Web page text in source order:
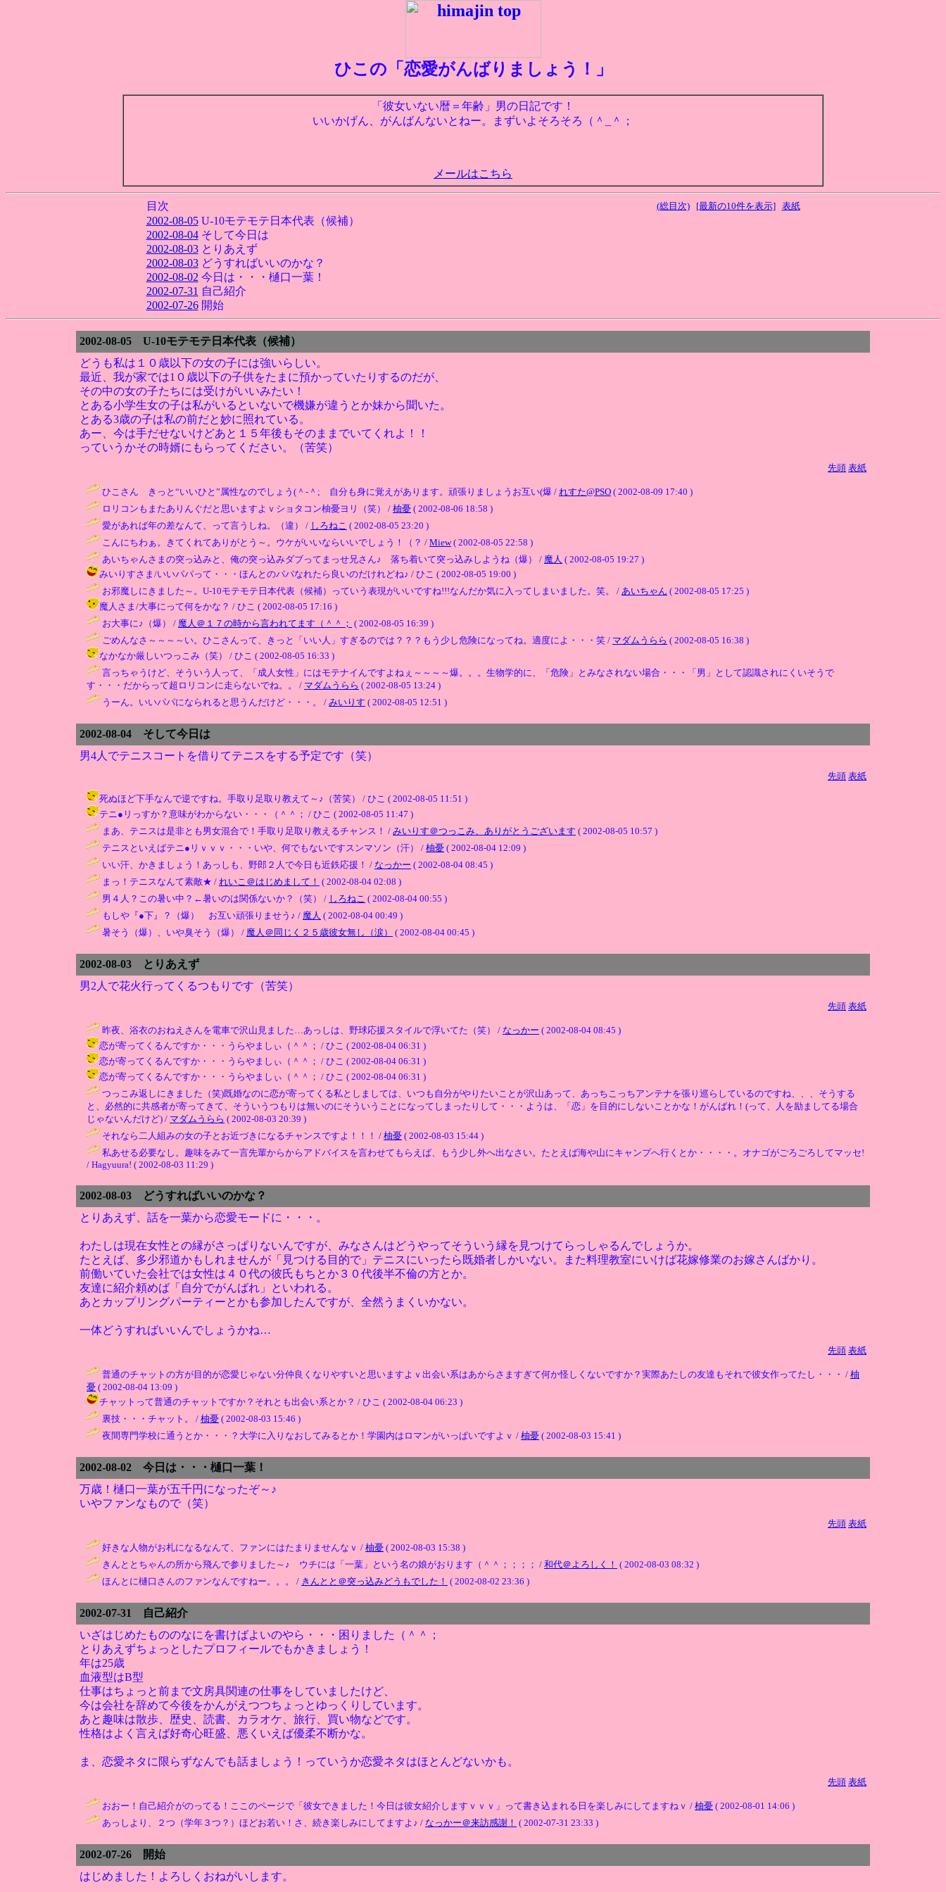
ひこの「恋愛がんばりましょう！」
「彼女いない暦＝年齢」男の日記です！
いいかげん、がんばんないとねー。まずいよそろそろ（＾_＾；
メールはこちら
目次 (総目次) [最新の10件を表示] 表紙
2002-08-05U-10モテモテ日本代表（候補）
2002-08-04そして今日は
2002-08-03とりあえず
2002-08-03どうすればいいのかな？
2002-08-02 今日は・・・樋口一葉！
2002-07-31 自己紹介
2002-07-26開始
2002-08-05 U-10モテモテ日本代表（候補）
どうも私は１０歳以下の女の子には強いらしい。
最近、我が家では1０歳以下の子供をたまに預かっていたりするのだが、
その中の女の子たちには受けがいいみたい！
とある小学生女の子は私がいるといないで機嫌が違うとか妹から聞いた。
とある3歳の子は私の前だと妙に照れている。
あー、今は手だせないけどあと１５年後もそのままでいてくれよ！！
っていうかその時婿にもらってください。（苦笑）
先頭 表紙
ひこさん きっと“いいひと”属性なのでしょう(＾-＾; 自分も身に覚えがあります。頑張りましょうお互い(爆 / れすた@PSO ( 2002-08-09 17:40 )
ロリコンもまたありんぐだと思いますよｖショタコン柚憂ヨリ（笑） / 柚憂 ( 2002-08-06 18:58 )
愛があれば年の差なんて、って言うしね。（違） / しろねこ ( 2002-08-05 23:20 )
こんにちわぁ。きてくれてありがとう～。ウケがいいならいいでしょう！（？ / Miew( 2002-08-05 22:58 )
あいちゃんさまの突っ込みと、俺の突っ込みダブってまっせ兄さん♪ 落ち着いて突っ込みしようね（爆） / 魔人 ( 2002-08-05 19:27 )
みいりすさま/いいパパって・・・ほんとのパパなれたら良いのだけれどね♪ / ひこ ( 2002-08-05 19:00 )
お邪魔しにきました～。U-10モテモテ日本代表（候補）っていう表現がいいですね!!!なんだか気に入ってしまいました。笑。 / あいちゃん ( 2002-08-05 17:25 )
魔人さま/大事にって何をかな？ / ひこ ( 2002-08-05 17:16 )
お大事に♪（爆） / 魔人＠１７の時から言われてます（＾＾； ( 2002-08-05 16:39 )
ごめんなさ～～～～い。ひこさんって、きっと「いい人」すぎるのでは？？？もう少し危険になってね。適度によ・・・笑 / マダムうらら ( 2002-08-05 16:38 )
なかなか厳しいつっこみ（笑） / ひこ ( 2002-08-05 16:33 )
言っちゃうけど、そういう人って、「成人女性」にはモテナイんですよねぇ～～～～爆。。。生物学的に、「危険」とみなされない場合・・・「男」として認識されにくいそうで
す・・・だからって超ロリコンに走らないでね。。 / マダムうらら ( 2002-08-05 13:24 )
うーん。いいパパになられると思うんだけど・・・。 / みいりす ( 2002-08-05 12:51 )
2002-08-04 そして今日は
男4人でテニスコートを借りてテニスをする予定です（笑）
先頭 表紙
死ぬほど下手なんで逆ですね。手取り足取り教えて～♪（苦笑） / ひこ ( 2002-08-05 11:51 )
テニ●リっすか？意味がわからない・・・（＾＾； / ひこ ( 2002-08-05 11:47 )
まあ、テニスは是非とも男女混合で！手取り足取り教えるチャンス！ / みいりす＠つっこみ、ありがとうございます ( 2002-08-05 10:57 )
テニスといえばテニ●リｖｖｖ・・・いや、何でもないですスンマソン（汗） / 柚憂 ( 2002-08-04 12:09 )
いい汗、かきましょう！あっしも、野郎２人で今日も近鉄応援！ / なっかー ( 2002-08-04 08:45 )
まっ！テニスなんて素敵★ / れいこ＠はじめまして！ ( 2002-08-04 02:08 )
男４人？この暑い中？←暑いのは関係ないか？（笑） / しろねこ ( 2002-08-04 00:55 )
もしや『●下』？（爆） お互い頑張りませう♪ / 魔人 ( 2002-08-04 00:49 )
暑そう（爆）、いや臭そう（爆） / 魔人＠同じく２５歳彼女無し（涙） ( 2002-08-04 00:45 )
2002-08-03 とりあえず
男2人で花火行ってくるつもりです（苦笑）
先頭 表紙
昨夜、浴衣のおねえさんを電車で沢山見ました…あっしは、野球応援スタイルで浮いてた（笑） / なっかー ( 2002-08-04 08:45 )
恋が寄ってくるんですか・・・うらやましぃ（＾＾； / ひこ ( 2002-08-04 06:31 )
恋が寄ってくるんですか・・・うらやましぃ（＾＾； / ひこ ( 2002-08-04 06:31 )
恋が寄ってくるんですか・・・うらやましぃ（＾＾； / ひこ ( 2002-08-04 06:31 )
つっこみ返しにきました（笑)既婚なのに恋が寄ってくる私としましては、いつも自分がやりたいことが沢山あって、あっちこっちアンテナを張り巡らしているのですね、、、そうする
と、必然的に共感者が寄ってきて、そういうつもりは無いのにそういうことになってしまったりして・・・ようは、「恋」を目的にしないことかな！がんばれ！(って、人を励ましてる場合
じゃないんだけど) / マダムうらら ( 2002-08-03 20:39 )
それなら二人組みの女の子とお近づきになるチャンスですよ！！！ / 柚憂 ( 2002-08-03 15:44 )
私あせる必要なし。趣味をみて一言先輩からからアドバイスを言わせてもらえば、もう少し外へ出なさい。たとえば海や山にキャンプへ行くとか・・・・。オナゴがごろごろしてマッセ!
/ Hagyuura! ( 2002-08-03 11:29 )
2002-08-03 どうすればいいのかな？
とりあえず、話を一葉から恋愛モードに・・・。
わたしは現在女性との縁がさっぱりないんですが、みなさんはどうやってそういう縁を見つけてらっしゃるんでしょうか。
たとえば、多少邪道かもしれませんが「見つける目的で」テニスにいったら既婚者しかいない。また料理教室にいけば花嫁修業のお嫁さんばかり。
前働いていた会社では女性は４０代の彼氏もちとか３０代後半不倫の方とか。
友達に紹介頼めば「自分でがんばれ」といわれる。
あとカップリングパーティーとかも参加したんですが、全然うまくいかない。
一体どうすればいいんでしょうかね…
先頭 表紙
普通のチャットの方が目的が恋愛じゃない分仲良くなりやすいと思いますよｖ出会い系はあからさますぎて何か怪しくないですか？実際あたしの友達もそれで彼女作ってたし・・・ / 柚
憂 ( 2002-08-04 13:09 )
チャットって普通のチャットですか？それとも出会い系とか？ / ひこ ( 2002-08-04 06:23 )
裏技・・・チャット。 / 柚憂 ( 2002-08-03 15:46 )
夜間専門学校に通うとか・・・？大学に入りなおしてみるとか！学園内はロマンがいっぱいですよｖ / 柚憂 ( 2002-08-03 15:41 )
2002-08-02 今日は・・・樋口一葉！
万歳！樋口一葉が五千円になったぞ～♪
いやファンなもので（笑）
先頭 表紙
好きな人物がお札になるなんて、ファンにはたまりませんなｖ / 柚憂 ( 2002-08-03 15:38 )
きんととちゃんの所から飛んで参りました～♪ ウチには「一葉」という名の娘がおります（＾＾；；；； / 和代＠よろしく！ ( 2002-08-03 08:32 )
ほんとに樋口さんのファンなんですねー。。。 / きんとと＠突っ込みどうもでした！ ( 2002-08-02 23:36 )
2002-07-31 自己紹介
いざはじめたもののなにを書けばよいのやら・・・困りました（＾＾；
とりあえずちょっとしたプロフィールでもかきましょう！
年は25歳
血液型はB型
仕事はちょっと前まで文房具関連の仕事をしていましたけど、
今は会社を辞めて今後をかんがえつつちょっとゆっくりしています。
あと趣味は散歩、歴史、読書、カラオケ、旅行、買い物などです。
性格はよく言えば好奇心旺盛、悪くいえば優柔不断かな。
ま、恋愛ネタに限らずなんでも話ましょう！っていうか恋愛ネタはほとんどないかも。
先頭 表紙
おおー！自己紹介がのってる！ここのページで「彼女できました！今日は彼女紹介しますｖｖｖ」って書き込まれる日を楽しみにしてますねｖ / 柚憂 ( 2002-08-01 14:06 )
あっしより、２つ（学年３つ？）ほどお若い！さ、続き楽しみにしてますよ♪ / なっかー＠来訪感謝！ ( 2002-07-31 23:33 )
2002-07-26 開始
はじめました！よろしくおねがいします。